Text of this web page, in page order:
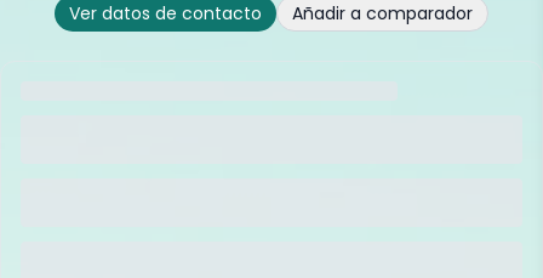
Ver datos de contacto Añadir a comparador